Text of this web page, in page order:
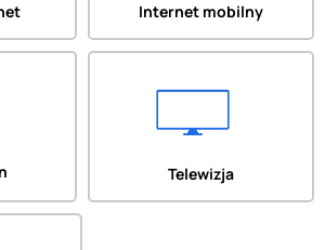
Internet mobilny
Telewizja